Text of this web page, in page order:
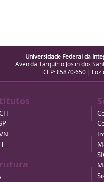
Universidade Federal da
Avenida Tarquínio Joslin dos
CEP: 85870-650 | Foz